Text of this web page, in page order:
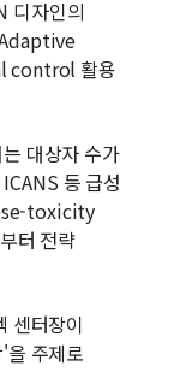
디자인의
control 활용
대상자 수가
등 급성
toxicity
터 전략
센터장이
을 주제로